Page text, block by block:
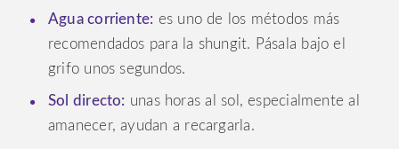
Agua corriente: es uno de los métodos más
recomendados para la shungit. Pásala bajo el
grifo unos segundos.
Sol directo: unas horas al sol, especialmente al
amanecer, ayudan a recargarla.